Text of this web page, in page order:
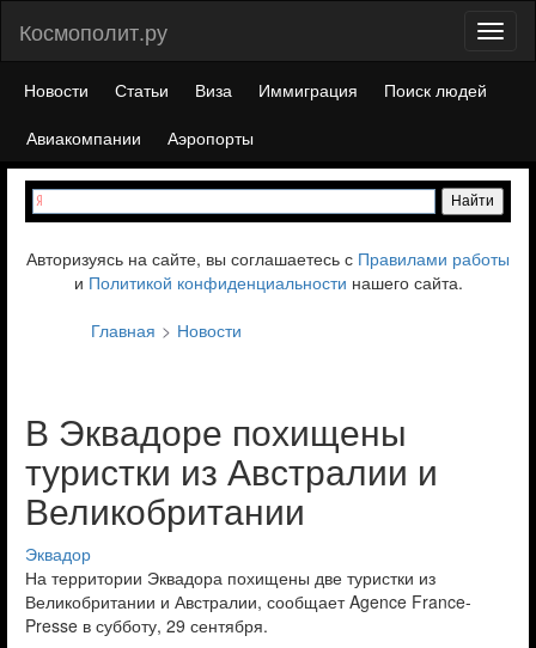
Космополит.ру
Новости Статьи Виза Иммиграция
Поиск людей
Авиакомпании
Аэропорты
Авторизуясь на сайте, вы соглашаетесь с Правилами работы
и Политикой конфиденциальности нашего сайта.
Главная
Новости
В Эквадоре похищены
туристки из Австралии и
Великобритании
Эквадор
На территории Эквадора похищены две туристки из
Великобритании и Австралии, сообщаетAgence France-
Presse в субботу, 29 сентября.